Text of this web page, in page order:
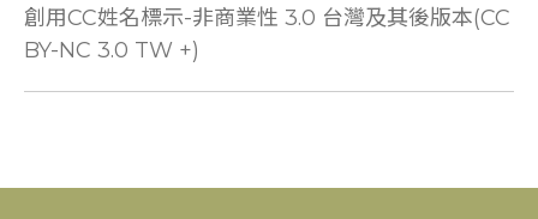
創用CC姓名標示-非商業性 3.0 台灣及其後版本(CC
BY-NC 3.0 TW +)